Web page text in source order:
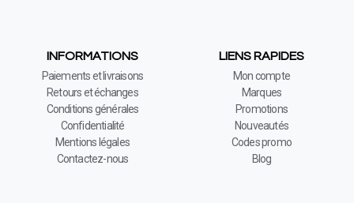
INFORMATIONS
Paiements et livraisons
Retours et échanges
Conditions générales
Confidentialité
Mentions légales
Contactez-nous
LIENS RAPIDES
Mon compte
Marques
Promotions
Nouveautés
Codes promo
Blog